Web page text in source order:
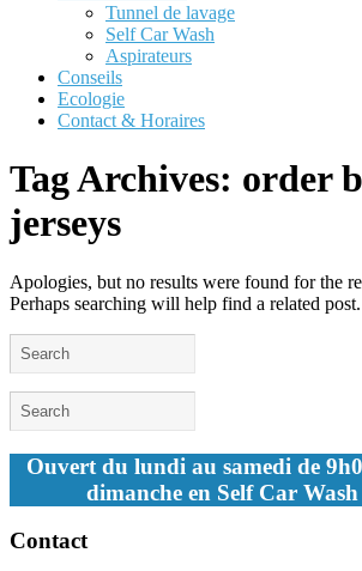
Tunnel de lavage
Self Car Wash
Aspirateurs
Conseils
Ecologie
Contact & Horaires
Tag Archives: order
jerseys
Apologies, but no results were found for the
Perhaps searching will help find a related post.
Ouvert du lundi au samedi de
dimanche en Self Car
Contact